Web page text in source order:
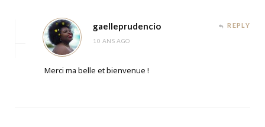
gaelleprudencio
10 ANS AGO
REPLY
Merci ma belle et bienvenue !